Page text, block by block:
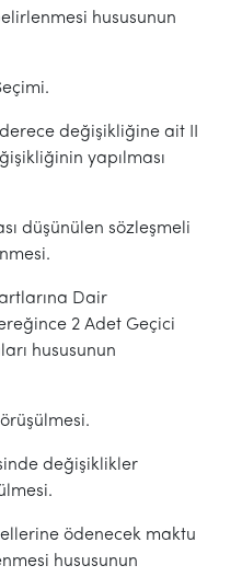
hususunun
değişikliğine ait II
yapılması
düşünülen sözleşmeli
Dair
2 Adet Geçici
hususunun
değişiklikler
ödenecek maktu
hususunun